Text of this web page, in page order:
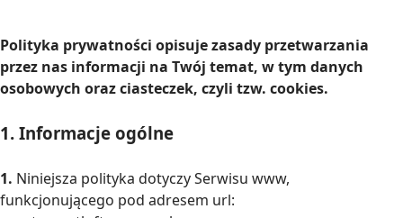
Polityka prywatności opisuje zasady przetwarzania
przez nas informacji na Twój temat, w tym danych
osobowych oraz ciasteczek, czyli tzw. cookies.
1. Informacje ogólne
1. Niniejsza polityka dotyczy Serwisu www,
funkcjonującego pod adresem url: